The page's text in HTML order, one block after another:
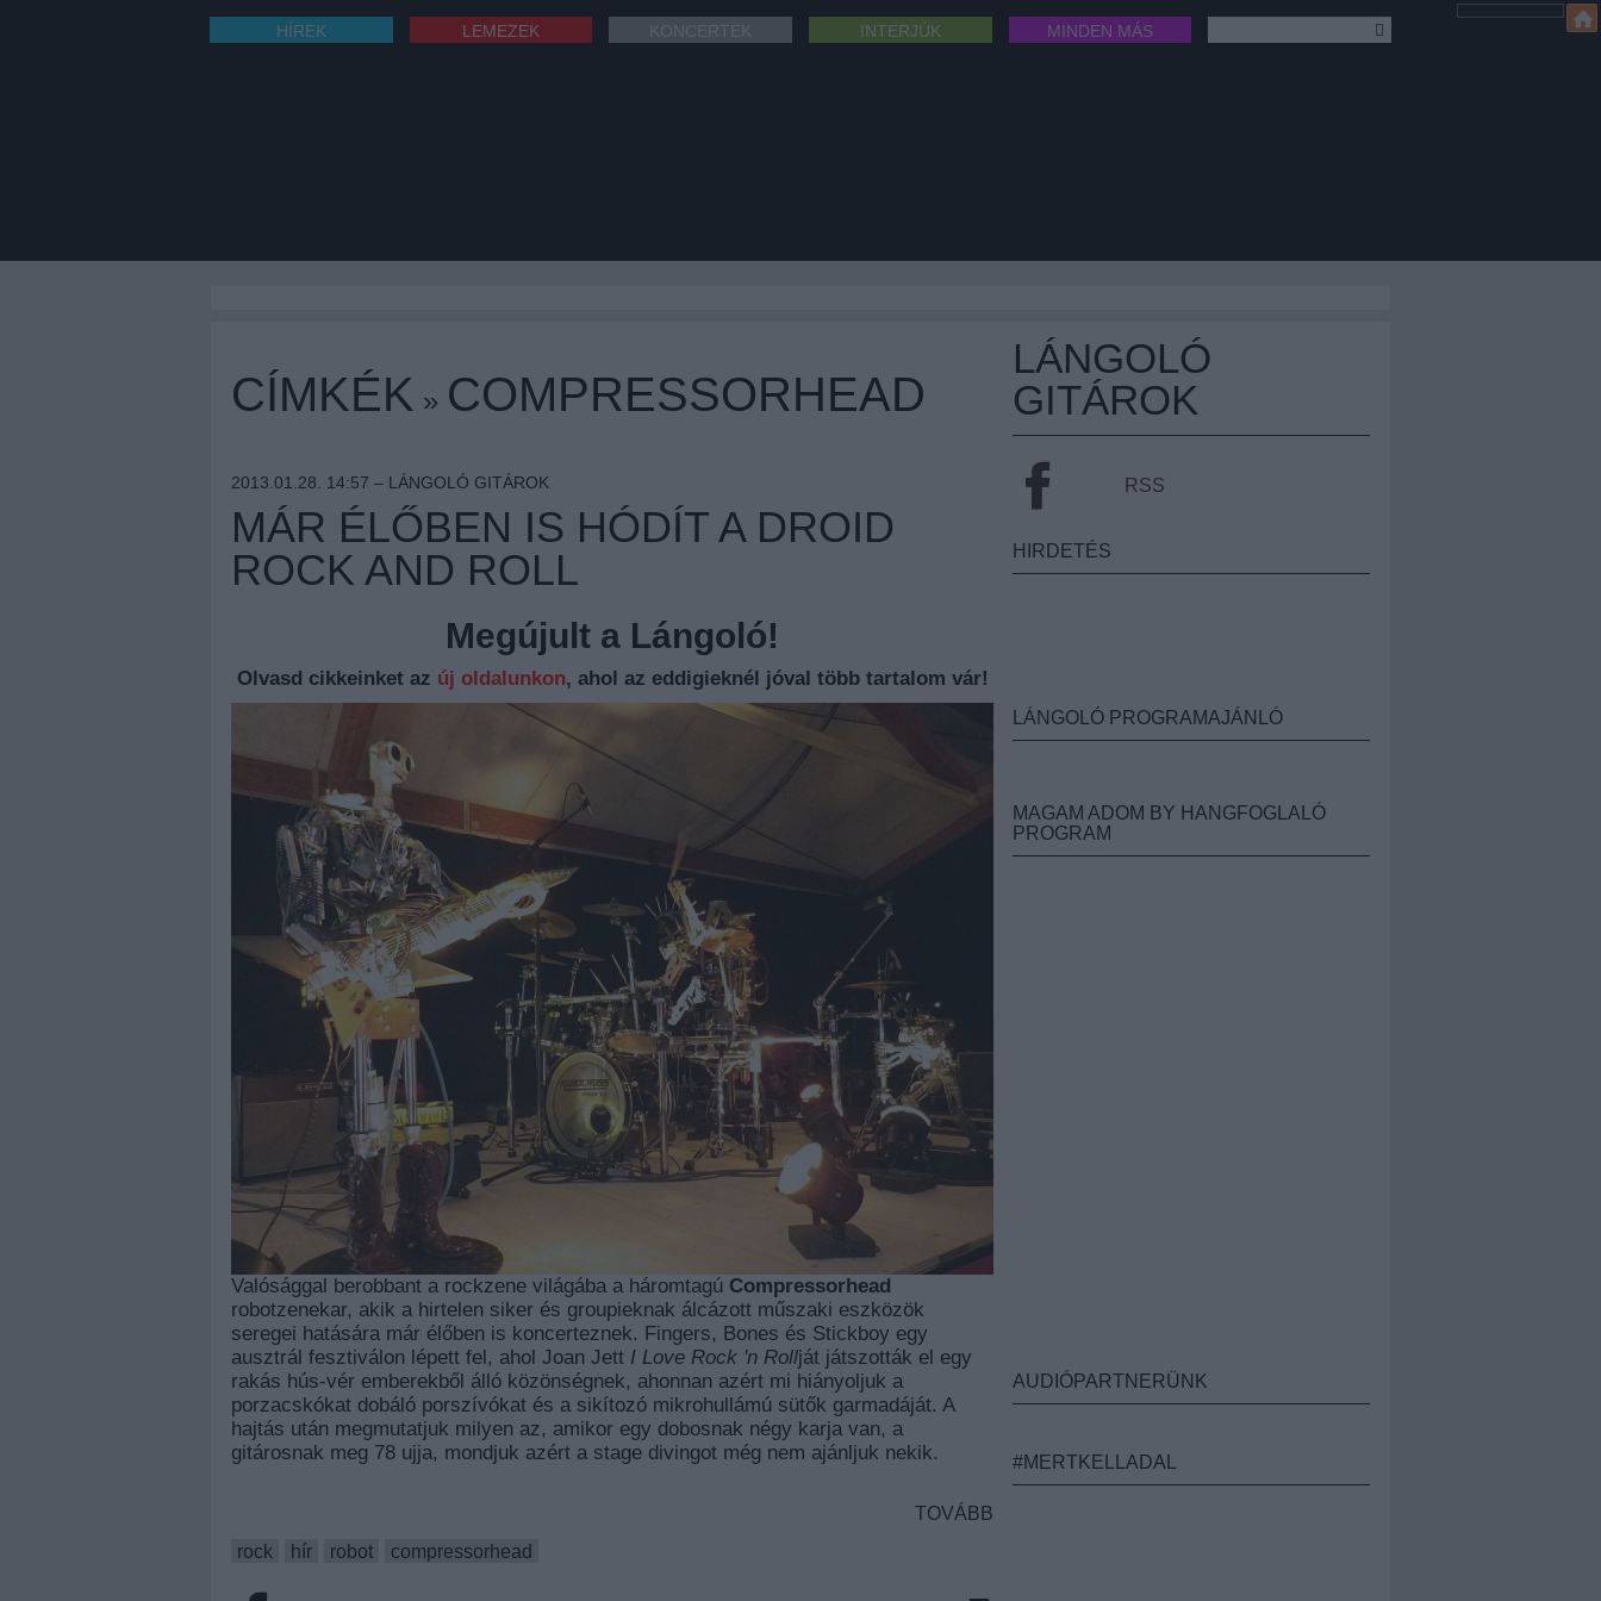
HÍREK LEMEZEK INTERJÚK MINDEN MÁS
CÍMKÉK » COMPRESSORHEAD
2013.01.28. 14:57 – LÁNGOLÓ GITÁROK
MÁR ÉLŐBEN IS HÓDÍT A DROID
ROCK AND ROLL
Megújult a Lángoló!
Olvasd cikkeinket az új oldalunkon, ahol az eddigieknél jóval több tartalom vár!
Valósággal berobbant a rockzene világába a háromtagú Compressorhead
robotzenekar, akik a hirtelen siker és groupieknak álcázott műszaki eszközök
seregei hatására már élőben is koncerteznek. Fingers, Bones és Stickboy egy
ausztrál fesztiválon lépett fel, ahol Joan Jett I Love Rock 'n Rollját játszották el egy
rakás hús-vér emberekből álló közönségnek, ahonnan azért mi hiányoljuk a
porzacskókat dobáló porszívókat és a sikítozó mikrohullámú sütők garmadáját. A
hajtás után megmutatjuk milyen az, amikor egy dobosnak négy karja van, a
gitárosnak meg 78 ujja, mondjuk azért a stage divingot még nem ajánljuk nekik.
TOVÁBB
rock
hír robot compressorhead
LÁNGOLÓ
GITÁROK
RSS
HIRDETÉS
LÁNGOLÓ PROGRAMAJÁNLÓ
MAGAM ADOM BY HANGFOGLALÓ
PROGRAM
AUDIÓPARTNERÜNK
#MERTKELLADAL